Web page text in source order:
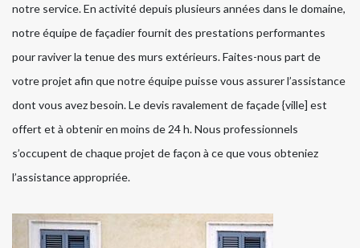
notre service. En activité depuis plusieurs années dans le domaine,
notre équipe de façadier fournit des prestations performantes
pour raviver la tenue des murs extérieurs. Faites-nous part de
votre projet afin que notre équipe puisse vous assurer l’assistance
dont vous avez besoin. Le devis ravalement de façade {ville] est
offert et à obtenir en moins de 24 h. Nous professionnels
s’occupent de chaque projet de façon à ce que vous obteniez
l’assistance appropriée.